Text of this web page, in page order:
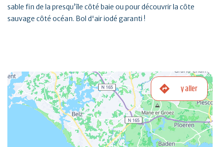
sable fin de la presqu’île côté baie ou pour découvrir la côte
sauvage côté océan. Bol d'air iodé garanti !
y aller